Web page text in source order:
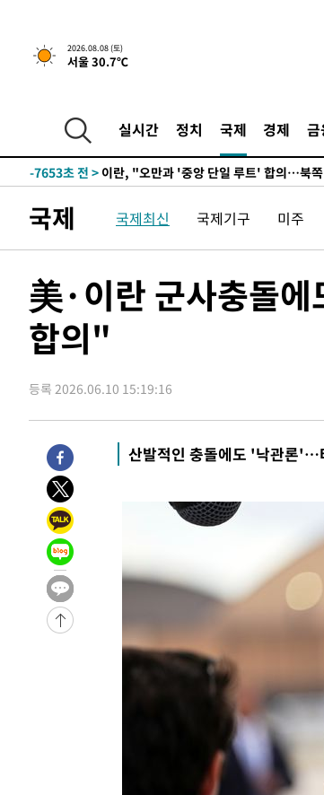
2026.08.08 (토)
서울 30.7℃
실시간 정치 국제 경제 금
3시간 전 >[속보]규제합리화위원회 부위원장에 김태유
후임
-16118초 전 >이강인, 폭염 속 AT마드리드 첫 훈련…80
하향수정 (2보)
-12705초 전 >
[속보] 미 사업체, 일자리 7월에 2.3만
-8568초 전 >
실천"
-7653초 전 > 이란, "오만과 '중앙 단일 루트' 합의…북
13분 전 >
[속보]이 대통령, '호우피해' 안동·의성 관할
14분 전 >[단독]중수청 지원 검사들, 정원 초과 시 낮은
1시간 전 > SK하이닉스, 용인·청주 팹에 54조 투자
2시간 전 >여자배구 이재영·이다영 자매, 아제르바이잔
2시간 전 >
2시간 전 >[속보]코스피, 6200선 약보합…0.60% 내린
2시간 전 >[속보]원·달러 환율, 7.7원 내린 1416.1원 마
2시간 전 >
[속보] 노원서 40.1도 관측…서울, 2018년
3시간 전 >
3시간 전 >
외신들도 주목한 韓축구 파문…"국민적 공분
3시간 전 >
11시간 압수수색에 성접대 파문까지…'쑥대밭
3시간 전 >
[속보]규제합리화위원회 부위원장에 김태유
-16118초 전 >
이강인, 폭염 속 AT마드리드 첫 훈련
-13257초 전 >
미 사업체 일자리, 7월에 2.3만개 순감하
하향수정 (2보)
-12705초 전 >
[속보] 미 사업체, 일자리 7월에 2.3만
[속보]이 대통령 "부동산 공급 기존 사고방
이란, "오만과 '중앙 단일 루트' 합의…북
"낮 기온 소폭 하락"…수도권 폭염중대경보,
[속보]이 대통령, '호우피해' 안동·의성 관할
[단독]중수청 지원 검사들, 정원 초과 시 낮은
낮 최고 37도 찜통더위…곳곳 소나기·강원 많
국제 국제최신 국제기구 미주
美·이란 군사충돌
합의"
등록 2026.06.10 15:19:16
산발적인 충돌에도 '낙관론'…